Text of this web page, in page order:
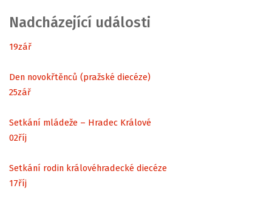
Nadcházející události
19zář
Den novokřtěnců (pražské diecéze)
25zář
Setkání mládeže – Hradec Králové
02říj
Setkání rodin královéhradecké diecéze
17říj